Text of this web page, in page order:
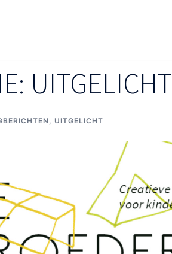
UITGELICHT
UITGELICHT